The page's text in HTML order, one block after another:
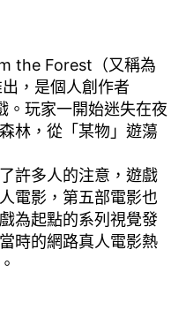
the Forest（又稱為
，是個人創作者
。玩家一開始迷失在夜
林，從「某物」遊蕩
許多人的注意，遊戲
電影，第五部電影也
為起點的系列視覺發
時的網路真人電影熱